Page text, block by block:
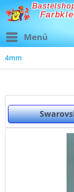
Menü
4mm